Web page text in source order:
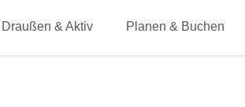
Draußen & Aktiv Planen & Buchen